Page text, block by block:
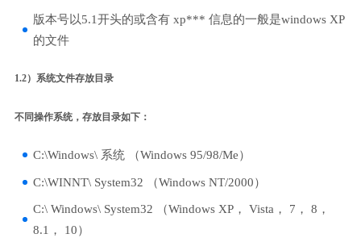
版本号以5.1开头的或含有 xp*** 信息的一般是windows XP
的文件
1.2）系统文件存放目录
不同操作系统，存放目录如下：
C:\Windows\ 系统 （Windows 95/98/Me）
C:\WINNT\ System32 （Windows NT/2000）
C:\ Windows\ System32 （Windows XP， Vista， 7， 8，
8.1， 10）